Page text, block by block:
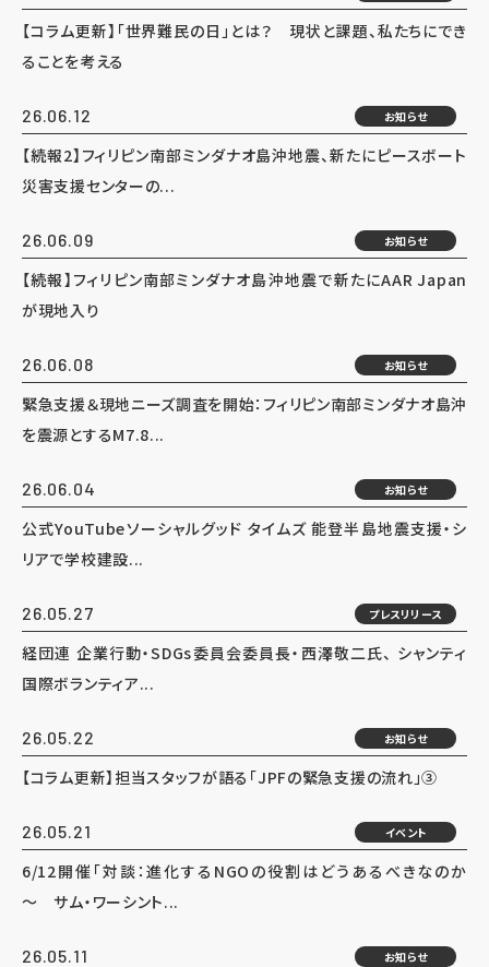
【コラム更新】「世界難民の日」とは？ 現状と課題、私たちにでき
ることを考える
26.06.12 お知らせ
【続報2】フィリピン南部ミンダナオ島沖地震、新たにピースボート
災害支援センターの...
26.06.09 お知らせ
【続報】フィリピン南部ミンダナオ島沖地震で新たにAAR Japan
が現地入り
26.06.08 お知らせ
緊急支援＆現地ニーズ調査を開始：フィリピン南部ミンダナオ島沖
を震源とするM7.8...
26.06.04 お知らせ
公式YouTubeソーシャルグッド タイムズ 能登半島地震支援・シ
リアで学校建設...
26.05.27 プレスリリース
経団連 企業行動・SDGs委員会委員長・西澤敬二氏、 シャンティ
国際ボランティア...
26.05.22 お知らせ
【コラム更新】担当スタッフが語る「JPFの緊急支援の流れ」③
26.05.21 イベント
6/12開催「対談：進化するNGOの役割はどうあるべきなのか
～ サム・ワーシント...
26.05.11 お知らせ